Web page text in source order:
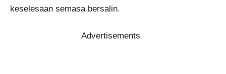
keselesaan semasa bersalin.
Advertisements